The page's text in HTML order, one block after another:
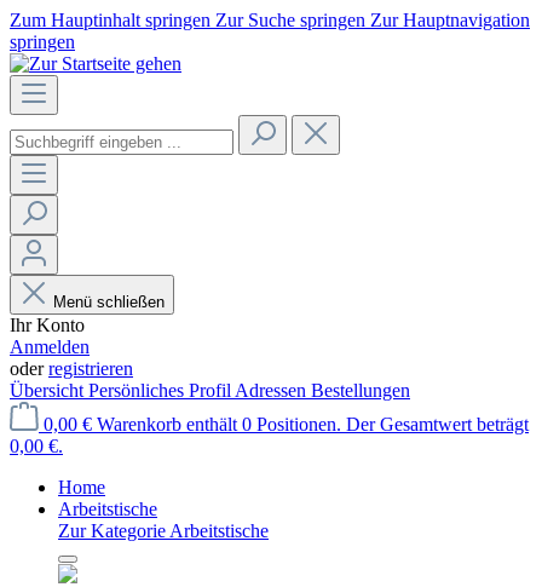
Zum Hauptinhalt springen Zur Suche springen Zur Hauptnavigation
springen
Menü schließen
Ihr Konto
Anmelden
oderregistrieren
Übersicht Persönliches Profil Adressen Bestellungen
0,00 € Warenkorb enthält 0 Positionen. Der Gesamtwert beträgt
0,00 €.
Home
Arbeitstische
Zur Kategorie Arbeitstische